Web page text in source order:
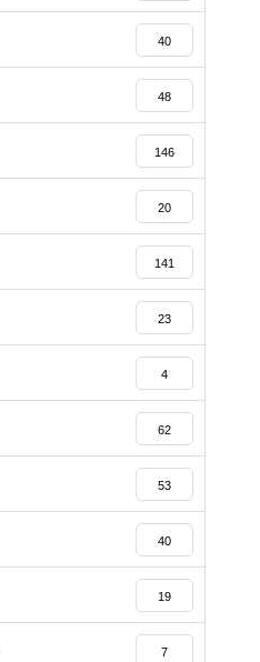
40
48
146
20
141
23
4
62
53
40
19
7